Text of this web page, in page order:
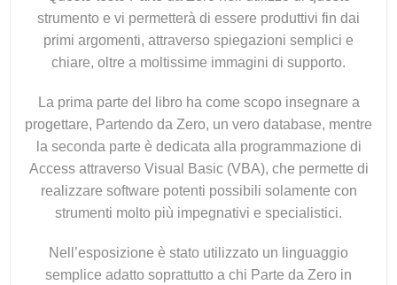
strumento e vi permetterà di essere produttivi fin dai
primi argomenti, attraverso spiegazioni semplici e
chiare, oltre a moltissime immagini di supporto.
La prima parte del libro ha come scopo insegnare a
progettare, Partendo da Zero, un vero database, mentre
la seconda parte è dedicata alla programmazione di
Access attraverso Visual Basic (VBA), che permette di
realizzare software potenti possibili solamente con
strumenti molto più impegnativi e specialistici.
Nell’esposizione è stato utilizzato un linguaggio
semplice adatto soprattutto a chi Parte da Zero in